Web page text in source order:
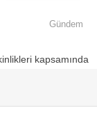
Gündem